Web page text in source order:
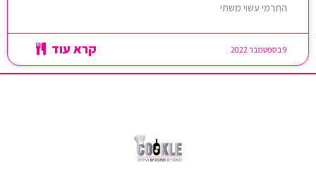
התרמי עשוי משתי
קרא עוד 9 בספטמבר 2022